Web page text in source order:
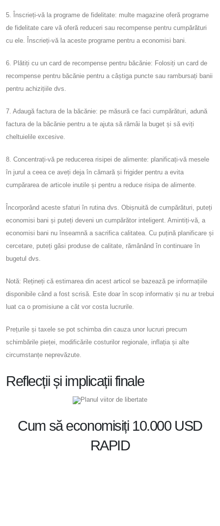
5. Înscrieți-vă la programe de fidelitate: multe magazine oferă programe
de fidelitate care vă oferă reduceri sau recompense pentru cumpărături
cu ele. Înscrieți-vă la aceste programe pentru a economisi bani.
6. Plătiți cu un card de recompense pentru băcănie: Folosiți un card de
recompense pentru băcănie pentru a câștiga puncte sau rambursați banii
pentru achizițiile dvs.
7. Adaugă factura de la băcănie: pe măsură ce faci cumpărături, adună
factura de la băcănie pentru a te ajuta să rămâi la buget și să eviți
cheltuielile excesive.
8. Concentrați-vă pe reducerea risipei de alimente: planificați-vă mesele
în jurul a ceea ce aveți deja în cămară și frigider pentru a evita
cumpărarea de articole inutile și pentru a reduce risipa de alimente.
Încorporând aceste sfaturi în rutina dvs. Obișnuită de cumpărături, puteți
economisi bani și puteți deveni un cumpărător inteligent. Amintiți-vă, a
economisi bani nu înseamnă a sacrifica calitatea. Cu puțină planificare și
cercetare, puteți găsi produse de calitate, rămânând în continuare în
bugetul dvs.
Notă: Rețineți că estimarea din acest articol se bazează pe informațiile
disponibile când a fost scrisă. Este doar în scop informativ și nu ar trebui
luat ca o promisiune a cât vor costa lucrurile.
Prețurile și taxele se pot schimba din cauza unor lucruri precum
schimbările pieței, modificările costurilor regionale, inflația și alte
circumstanțe neprevăzute.
Reflecții și implicații finale
Planul viitor de libertate
Cum să economisiți 10.000 USD
RAPID